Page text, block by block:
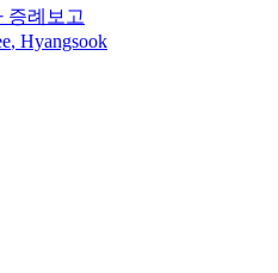
증례보고
, Hyangsook